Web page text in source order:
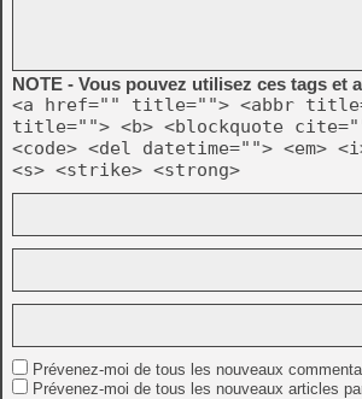
NOTE - Vous pouvez utilisez ces tags et
<a href="" title=""> <abbr
title=""> <b> <blockquote
<code> <del datetime=""> <em>
<s> <strike> <strong>
Prévenez-moi de tous les nouveaux
Prévenez-moi de tous les nouveaux articles